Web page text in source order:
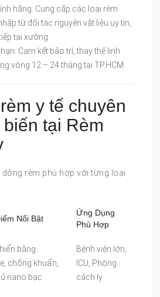
hãng: Cung cấp các loại rèm
từ đối tác nguyên vật liệu uy tín,
tại xưởng
Cam kết bảo trì, thay thế linh
vòng 12 – 24 tháng tại TP.HCM
y tế chuyên
tại Rèm
rèm phù hợp với từng loại
Nổi Bật
Ứng Dụng
Phù Hợp
bằng
chống khuẩn,
nano bạc
Bệnh viện lớn,
ICU, Phòng
cách ly